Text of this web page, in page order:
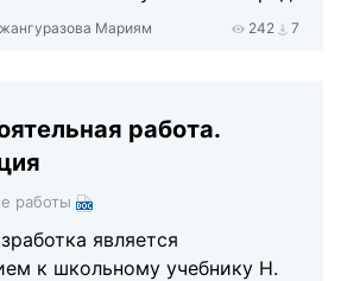
Мариям 242 7
работа.
работы
является
к школьному учебнику Н.